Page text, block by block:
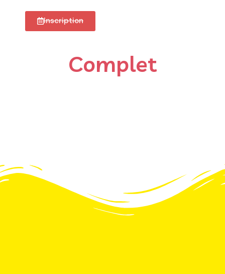
Inscription
Complet